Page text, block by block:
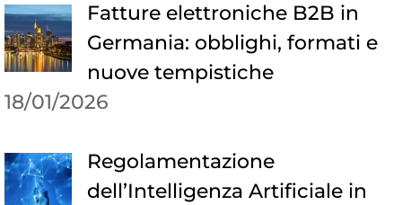
Fatture elettroniche B2B in
Germania: obblighi, formati e
nuove tempistiche
18/01/2026
Regolamentazione
dell’Intelligenza Artificiale in